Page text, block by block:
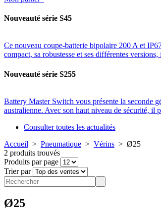
Nouveauté série S45
Ce nouveau coupe-batterie bipolaire 200 A et
compact, sa robustesse et ses différentes
Nouveauté série S255
Battery Master Switch vous présente la seconde
australienne. Avec son haut niveau de sécurité, il
Consulter toutes les actualités
Accueil > Pneumatique > Vérins > Ø25
2 produits trouvés
Produits par page
Trier par
Ø25